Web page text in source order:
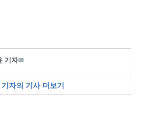
기자✉
기자의 기사 더보기